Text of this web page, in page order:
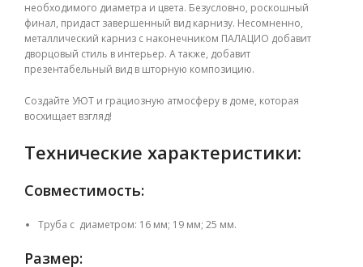
необходимого диаметра и цвета. Безусловно, роскошный
финал, придаст завершенный вид карнизу. Несомненно,
металлический карниз с наконечником ПАЛАЦИО добавит
дворцовый стиль в интерьер. А также, добавит
презентабельный вид в шторную композицию.
Создайте УЮТ и грациозную атмосферу в доме, которая
восхищает взгляд!
Технические характеристики:
Совместимость:
Труба с диаметром: 16 мм; 19 мм; 25 мм.
Размер: